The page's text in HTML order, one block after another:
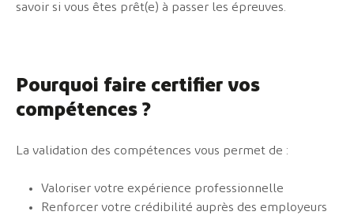
savoir si vous êtes prêt(e) à passer les épreuves.
Pourquoi faire certifier vos
compétences ?
La validation des compétences vous permet de :
Valoriser votre expérience professionnelle
Renforcer votre crédibilité auprès des employeurs